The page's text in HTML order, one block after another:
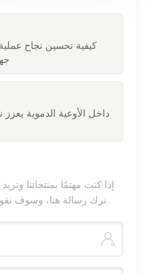
كيفية تحسين نجاح
إذا كنت مهتمًا بمنتجاتنا